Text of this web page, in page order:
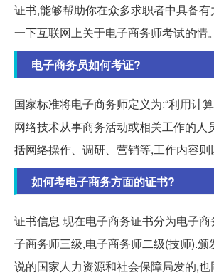
证书,能够帮助你在众多求职者中具备
一下互联网上关于电子商务师考试的情。
电子商务员如何考证?
国家标准将电子商务师定义为:“利用计
网络技术从事商务活动或相关工作的人
括网络操作、调研、营销等,工作内容则
如何考电子商务方面的证书?
证书信息 现在电子商务证书分为电子
子商务师三级,电子商务师二级(技师).颁
说的国家人力资源和社会保障局发的,也